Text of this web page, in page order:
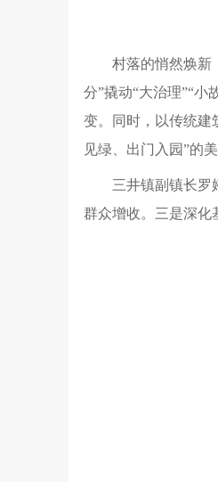
村落的悄然焕新
分”撬动“大治理”“小
变。同时，以传统建
见绿、出门入园”的美
三井镇副镇长罗
群众增收。三是深化